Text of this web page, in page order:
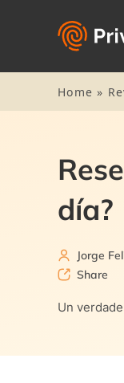
Home »
día?
Jorge
Share
Un